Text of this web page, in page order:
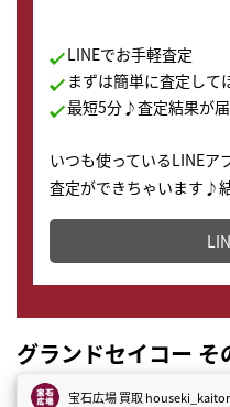
LINEでお手軽査定
まずは簡単に査定して
最短5分♪査定結果が届
いつも使っているLINEア
査定ができちゃいます♪
どこからでもすぐに査定
グランドセイコー
宝石広場 買取